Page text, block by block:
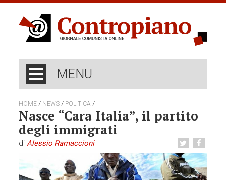
MENU
HOME / NEWS / POLITICA /
Nasce “Cara Italia”, il partito
degli immigrati
diAlessio Ramaccioni